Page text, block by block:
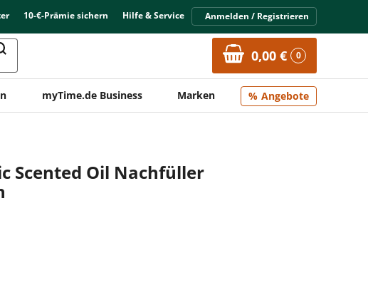
10-€-Prämie sichern Hilfe & Service Anmelden / Registrieren
0,00 € 0
myTime.de Business Marken Angebote
Scented Oil Nachfüller